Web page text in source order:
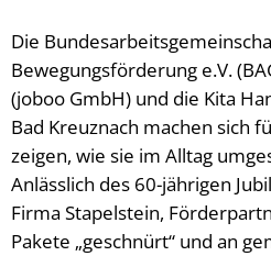
Die
Bewegungsförderung e.V.
(joboo GmbH) und die Kita
Bad Kreuznach machen sich
zeigen, wie sie im Alltag
Anlässlich des 60-jährigen
Firma Stapelstein,
Pakete „geschnürt“ und an